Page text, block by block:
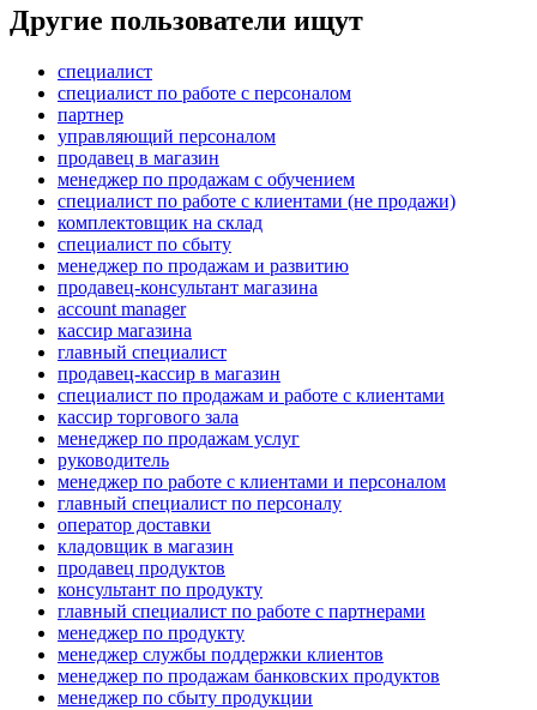
Другие пользователи ищут
специалист
специалист по работе с персоналом
партнер
управляющий персоналом
продавец в магазин
менеджер по продажам с обучением
специалист по работе с клиентами (не продажи)
комплектовщик на склад
специалист по сбыту
менеджер по продажам и развитию
продавец-консультант магазина
account manager
кассир магазина
главный специалист
продавец-кассир в магазин
специалист по продажам и работе с клиентами
кассир торгового зала
менеджер по продажам услуг
руководитель
менеджер по работе с клиентами и персоналом
главный специалист по персоналу
оператор доставки
кладовщик в магазин
продавец продуктов
консультант по продукту
главный специалист по работе с партнерами
менеджер по продукту
менеджер службы поддержки клиентов
менеджер по продажам банковских продуктов
менеджер по сбыту продукции